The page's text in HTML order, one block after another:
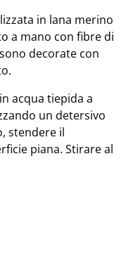
in lana merino
a mano con fibre di
decorate con
acqua tiepida a
un detersivo
stendere il
piana. Stirare al